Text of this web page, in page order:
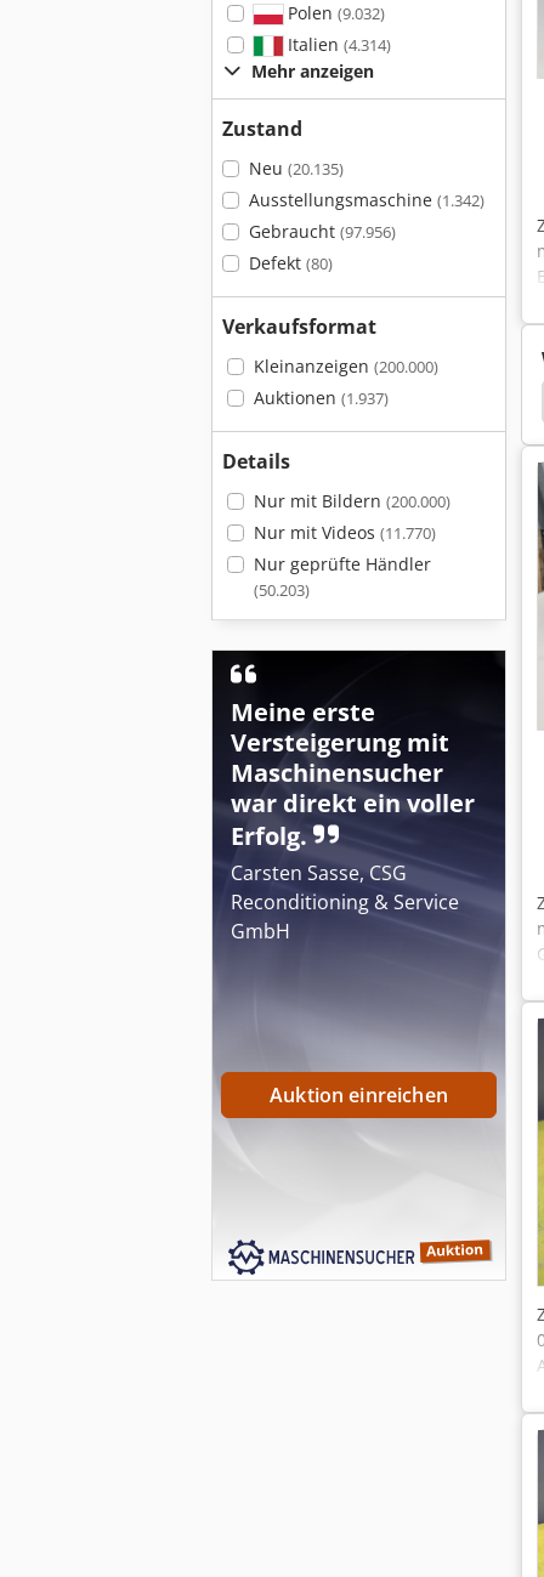
Polen (9.032)
Italien (4.314)
Mehr anzeigen
Zustand
Neu (20.135)
Ausstellungsmaschine (1.342)
Gebraucht (97.956)
Defekt (80)
Verkaufsformat
Kleinanzeigen (200.000)
Auktionen (1.937)
Details
Nur mit Bildern (200.000)
Nur mit Videos (11.770)
Nur geprüfte Händler
(50.203)
Meine erste
Versteigerung mit
Maschinensucher
war direkt ein voller
Erfolg.
Carsten Sasse, CSG
Reconditioning & Service
GmbH
Auktion einreichen
Ksb Tauchpumpe